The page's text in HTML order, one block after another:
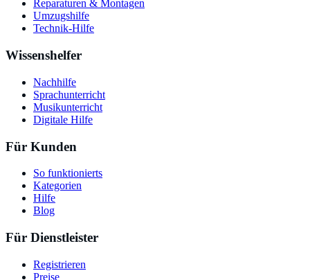
Reparaturen & Montagen
Umzugshilfe
Technik-Hilfe
Wissenshelfer
Nachhilfe
Sprachunterricht
Musikunterricht
Digitale Hilfe
Für Kunden
So funktionierts
Kategorien
Hilfe
Blog
Für Dienstleister
Registrieren
Preise